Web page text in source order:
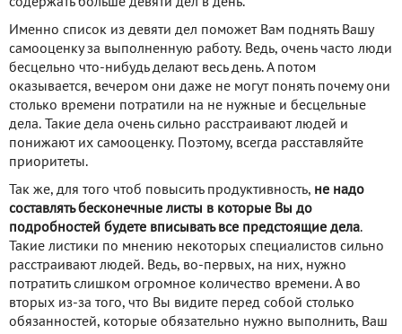
содержать больше девяти дел в день.
Именно список из девяти дел поможет Вам поднять Вашу
самооценку за выполненную работу. Ведь, очень часто люди
бесцельно что-нибудь делают весь день. А потом
оказывается, вечером они даже не могут понять почему они
столько времени потратили на не нужные и бесцельные
дела. Такие дела очень сильно расстраивают людей и
понижают их самооценку. Поэтому, всегда расставляйте
приоритеты.
Так же, для того чтоб повысить продуктивность, не надо
составлять бесконечные листы в которые Вы до
подробностей будете вписывать все предстоящие дела.
Такие листики по мнению некоторых специалистов сильно
расстраивают людей. Ведь, во-первых, на них, нужно
потратить слишком огромное количество времени. А во
вторых из-за того, что Вы видите перед собой столько
обязанностей, которые обязательно нужно выполнить, Ваш